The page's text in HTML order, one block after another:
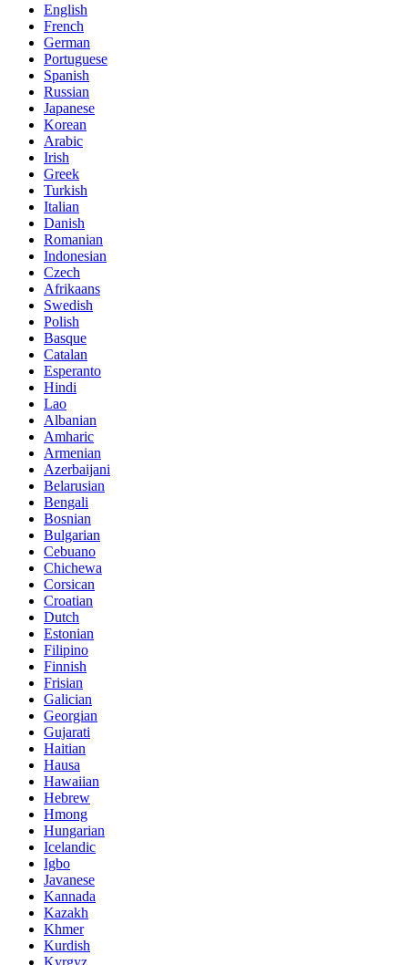
English
French
German
Portuguese
Spanish
Russian
Japanese
Korean
Arabic
Irish
Greek
Turkish
Italian
Danish
Romanian
Indonesian
Czech
Afrikaans
Swedish
Polish
Basque
Catalan
Esperanto
Hindi
Lao
Albanian
Amharic
Armenian
Azerbaijani
Belarusian
Bengali
Bosnian
Bulgarian
Cebuano
Chichewa
Corsican
Croatian
Dutch
Estonian
Filipino
Finnish
Frisian
Galician
Georgian
Gujarati
Haitian
Hausa
Hawaiian
Hebrew
Hmong
Hungarian
Icelandic
Igbo
Javanese
Kannada
Kazakh
Khmer
Kurdish
Kyrgyz